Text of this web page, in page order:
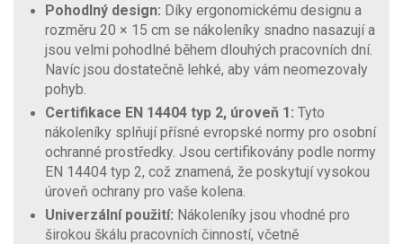
Pohodlný design: Díky ergonomickému designu a
rozměru 20 × 15 cm se nákoleníky snadno nasazují a
jsou velmi pohodlné během dlouhých pracovních dní.
Navíc jsou dostatečně lehké, aby vám neomezovaly
pohyb.
Certifikace EN 14404 typ 2, úroveň 1: Tyto
nákoleníky splňují přísné evropské normy pro osobní
ochranné prostředky. Jsou certifikovány podle normy
EN 14404 typ 2, což znamená, že poskytují vysokou
úroveň ochrany pro vaše kolena.
Univerzální použití: Nákoleníky jsou vhodné pro
širokou škálu pracovních činností, včetně